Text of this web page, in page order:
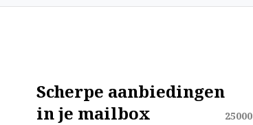
Scherpe aanbiedingen
in je mailbox
25000